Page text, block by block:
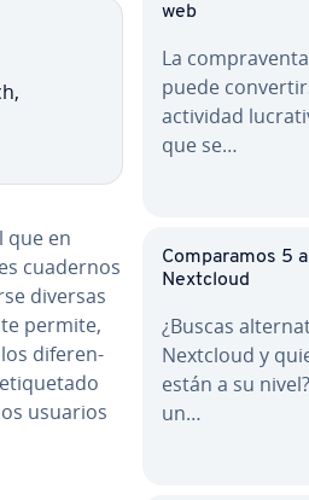
que en
cuadernos
diversas
permite,
los di­fe­re­n­
usuarios
web
La
puede
actividad
que se…
Co­m­pa­ra­mos 5
Nextcloud
¿Buscas
Nextcloud y
están a su
un…